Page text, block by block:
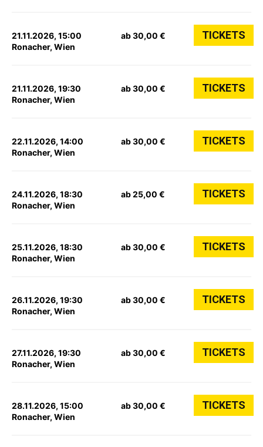
21.11.2026, 15:00
Ronacher, Wien
ab 30,00 € TICKETS
21.11.2026, 19:30
Ronacher, Wien
ab 30,00 € TICKETS
22.11.2026, 14:00
Ronacher, Wien
ab 30,00 € TICKETS
24.11.2026, 18:30
Ronacher, Wien
ab 25,00 € TICKETS
25.11.2026, 18:30
Ronacher, Wien
ab 30,00 € TICKETS
26.11.2026, 19:30
Ronacher, Wien
ab 30,00 € TICKETS
27.11.2026, 19:30
Ronacher, Wien
ab 30,00 € TICKETS
28.11.2026, 15:00
Ronacher, Wien
ab 30,00 € TICKETS